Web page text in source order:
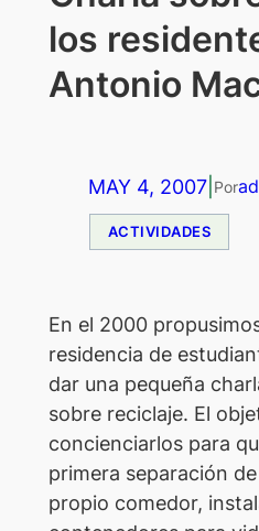
los
Antonio
MAY 4, 2007| Por
ACTIVIDADES
En el 2000
residencia de
dar una pequeña
sobre reciclaje. El
concienciarlos para
primera separación
propio comedor,